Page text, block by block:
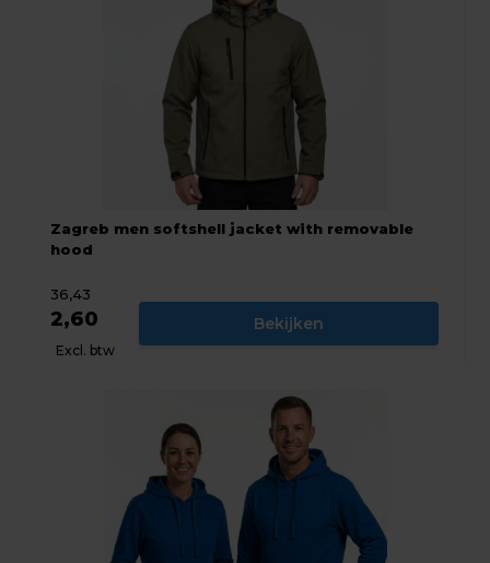
Zagreb men softshell jacket with removable
hood
36,43
2,60
Excl. btw
Bekijken